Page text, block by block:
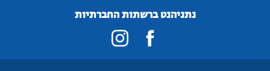
נתניהנט ברשתות החברתיות